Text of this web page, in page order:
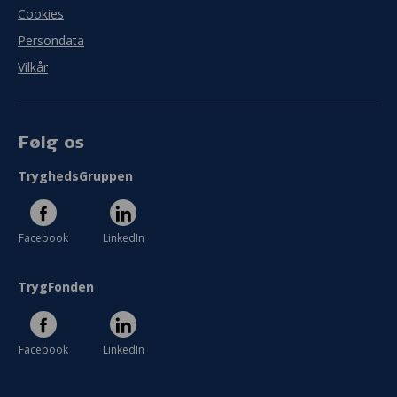
Cookies
Persondata
Vilkår
Følg os
TryghedsGruppen
Facebook LinkedIn
TrygFonden
Facebook LinkedIn